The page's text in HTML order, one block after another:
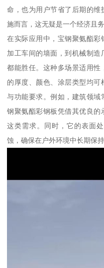
命，也为用户节省了后期的
施而言，这无疑是一个经济且务
在实际应用中，宝钢聚氨酯彩
加工车间的墙面，到机械制
都能胜任。这种多场景适用
的厚度、颜色、涂层类型均
与功能要求。例如，建筑领域
钢聚氨酯彩钢板凭借其优良
这类需求。同时，它的表面
蚀，确保在户外环境中长期保持